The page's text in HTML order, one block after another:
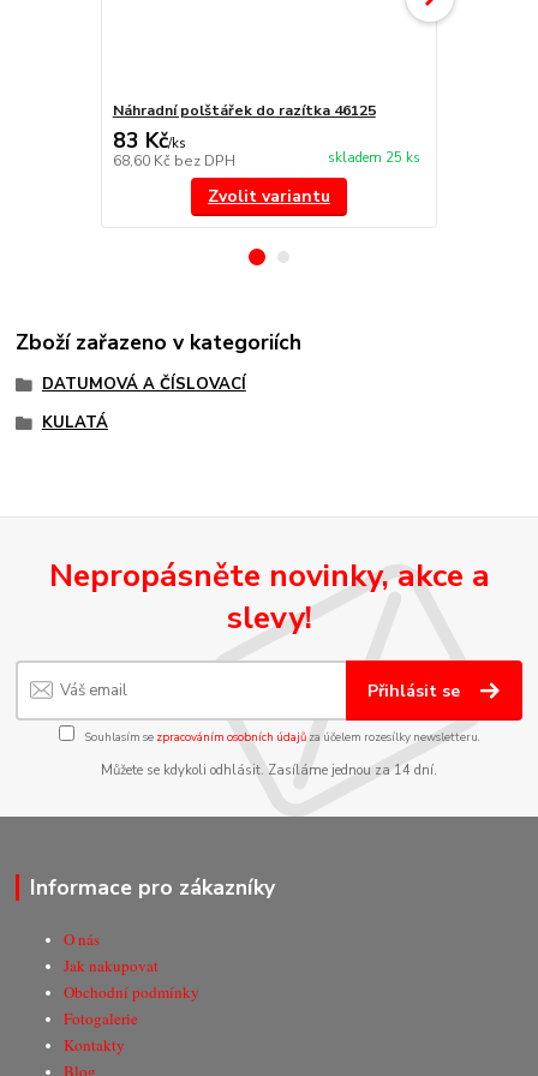
Náhradní polštářek do razítka 46125
83 Kč/ks
68,60 Kč bez DPH skladem 25 ks
Zvolit variantu
Zboží zařazeno v kategoriích
DATUMOVÁ A ČÍSLOVACÍ
KULATÁ
Nepropásněte novinky, akce a
slevy!
Přihlásit se
Souhlasím se zpracováním osobních údajůza účelem rozesílky newsletteru.
Můžete se kdykoli odhlásit. Zasíláme jednou za 14 dní.
Informace pro zákazníky
O nás
Jak nakupovat
Obchodní podmínky
Fotogalerie
Kontakty
Blog